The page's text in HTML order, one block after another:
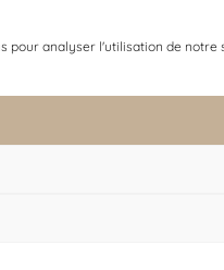
pour analyser l'utilisation de